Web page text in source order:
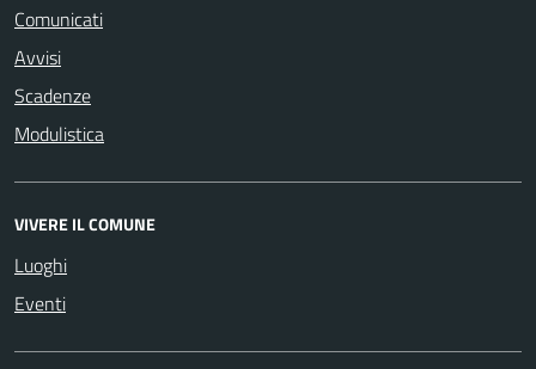
Comunicati
Avvisi
Scadenze
Modulistica
VIVERE IL COMUNE
Luoghi
Eventi